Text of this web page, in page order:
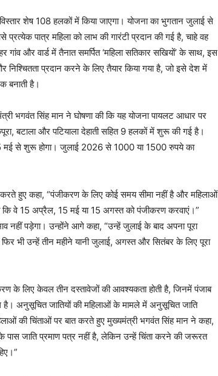
शेष 108 हलकों में किया जाएगा। योजना का भुगतान जुलाई से
पात्र महिला को लाभ की गारंटी प्रदान की गई है, चाहे वह
और वार्ड में तैनात समर्पित ‘महिला सतिकार सखियों’ के साथ, इस
प्रदान करने के लिए तैयार किया गया है, जो इसे देश में
बनाती है।
भगवंत सिंह मान ने घोषणा की कि यह योजना पायलट आधार पर
बटाला और पटियाला देहाती सहित 9 हलकों में शुरू की गई है।
मई से शुरू होगा। जुलाई 2026 से 1000 या 1500 रुपये का
हुए कहा, “पंजीकरण के लिए कोई समय सीमा नहीं है और महिलाओं
कि वे 15 अप्रैल, 15 मई या 15 अगस्त को पंजीकरण करवाएं।”
नहीं पड़ेगा। उन्होंने आगे कहा, “उन्हें जुलाई के बाद अपना पूरा
भी उन्हें तीन महीने यानी जुलाई, अगस्त और सितंबर के लिए पूरा
के लिए केवल तीन दस्तावेजों की आवश्यकता होती है, जिनमें पंजाब
अनुसूचित जातियों की महिलाओं के मामले में अनुसूचित जाति
की चिंताओं पर बात करते हुए मुख्यमंत्री भगवंत सिंह मान ने कहा,
पास जाति प्रमाण पत्र नहीं है, लेकिन उन्हें चिंता करने की जरूरत